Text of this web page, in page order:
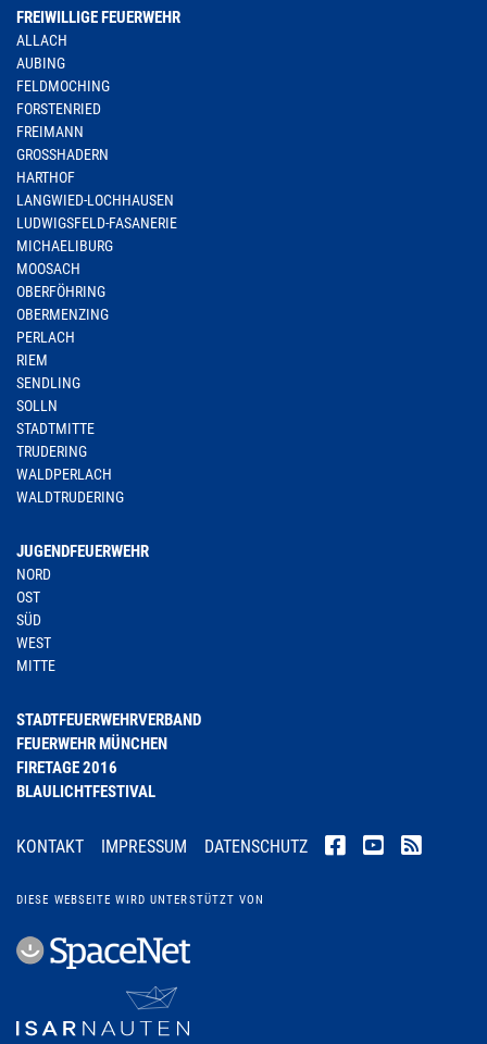
FREIWILLIGE FEUERWEHR
ALLACH
AUBING
FELDMOCHING
FORSTENRIED
FREIMANN
GROSSHADERN
HARTHOF
LANGWIED-LOCHHAUSEN
LUDWIGSFELD-FASANERIE
MICHAELIBURG
MOOSACH
OBERFÖHRING
OBERMENZING
PERLACH
RIEM
SENDLING
SOLLN
STADTMITTE
TRUDERING
WALDPERLACH
WALDTRUDERING
JUGENDFEUERWEHR
NORD
OST
SÜD
WEST
MITTE
STADTFEUERWEHRVERBAND
FEUERWEHR MÜNCHEN
FIRETAGE 2016
BLAULICHTFESTIVAL
KONTAKT IMPRESSUM DATENSCHUTZ
DIESE WEBSEITE WIRD UNTERSTÜTZT VON